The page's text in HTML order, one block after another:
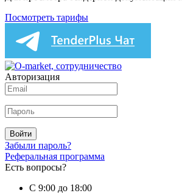
Посмотреть тарифы
Авторизация
Войти
Забыли пароль?
Реферальная программа
Есть вопросы?
С 9:00 до 18:00